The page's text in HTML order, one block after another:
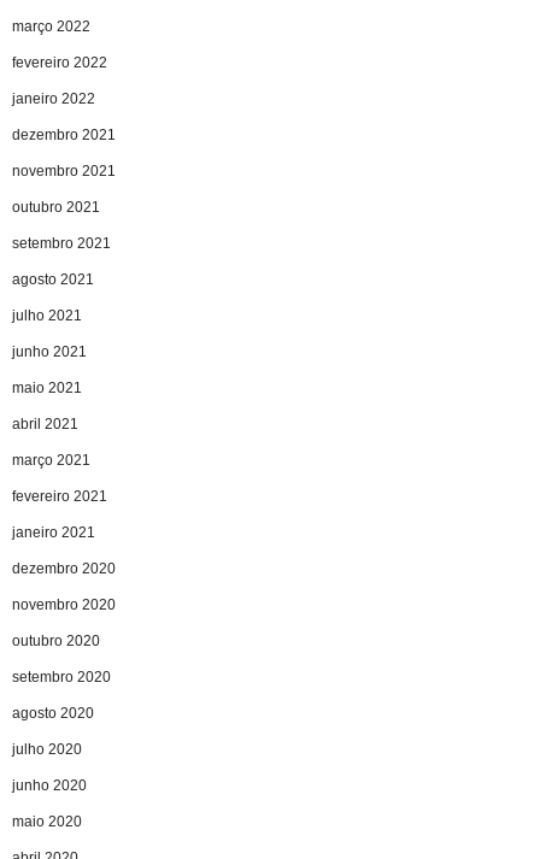
março 2022
fevereiro 2022
janeiro 2022
dezembro 2021
novembro 2021
outubro 2021
setembro 2021
agosto 2021
julho 2021
junho 2021
maio 2021
abril 2021
março 2021
fevereiro 2021
janeiro 2021
dezembro 2020
novembro 2020
outubro 2020
setembro 2020
agosto 2020
julho 2020
junho 2020
maio 2020